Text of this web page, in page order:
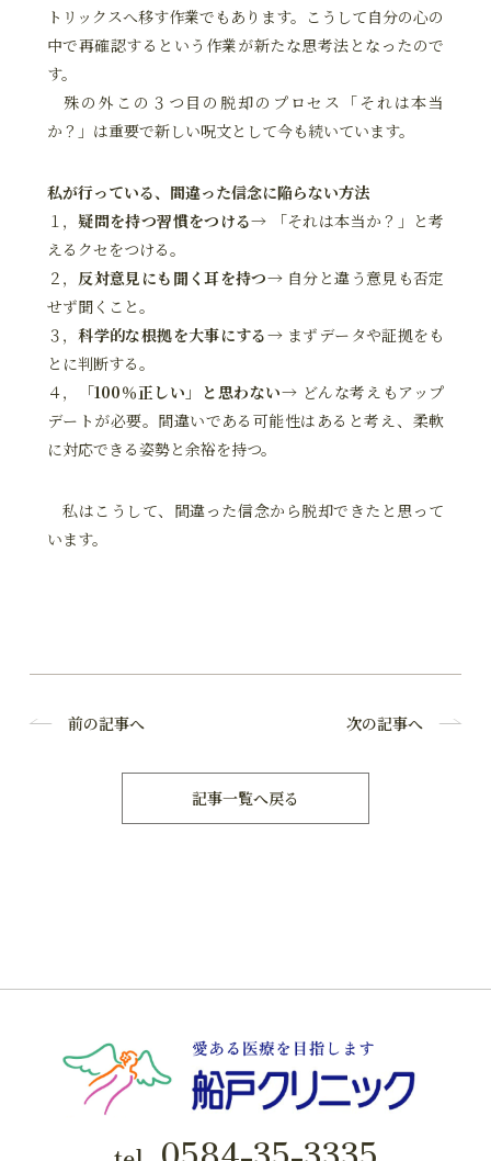
トリックスへ移す作業でもあります。こうして自分の心の
中で再確認するという作業が新たな思考法となったので
す。
殊の外この３つ目の脱却のプロセス「それは本当
か？」は重要で新しい呪文として今も続いています。
私が行っている、間違った信念に陥らない方法
１，疑問を持つ習慣をつける→ 「それは本当か？」と考
えるクセをつける。
２， 反対意見にも聞く耳を持つ→ 自分と違う意見も否定
せず聞くこと。
３，科学的な根拠を大事にする→ まずデータや証拠をも
とに判断する。
４，
「100％正しい」と思わない→ どんな考えもアップ
デートが必要。間違いである可能性はあると考え、柔軟
に対応できる姿勢と余裕を持つ。
私はこうして、間違った信念から脱却できたと思って
います。
前の記事へ 次の記事へ
記事一覧へ戻る